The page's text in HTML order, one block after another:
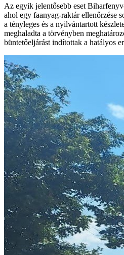
Az egyik jelentősebb eset
ahol egy faanyag-raktár ellenőrzése
a tényleges és a nyilvántartott
meghaladta a törvényben
büntetőeljárást indítottak a hatályos